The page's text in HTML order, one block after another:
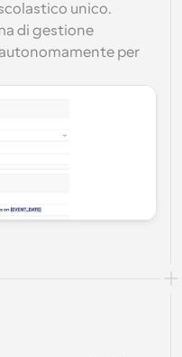
unico.
di gestione
per